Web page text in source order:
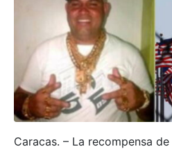
Caracas. – La recompensa